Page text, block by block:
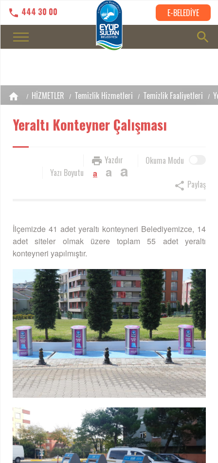
444 30 00 E-BELEDİYE
HİZMETLER Temizlik Hizmetleri Temizlik Faaliyetleri
Yeraltı Konteyner Çalışması
Okuma Modu
Yazdır
Yazı Boyutu
a a a
Paylaş
İlçemizde 41 adet yeraltı konteyneri Belediyemizce, 14
adet siteler olmak üzere toplam 55 adet yeraltı
konteyneri yapılmıştır.